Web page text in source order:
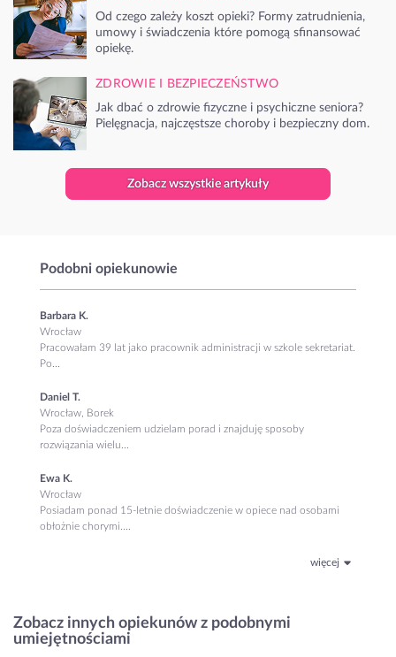
Od czego zależy koszt opieki? Formy zatrudnienia,
umowy i świadczenia które pomogą sfinansować
opiekę.
ZDROWIE I BEZPIECZEŃSTWO
Jak dbać o zdrowie fizyczne i psychiczne seniora?
Pielęgnacja, najczęstsze choroby i bezpieczny dom.
Zobacz wszystkie artykuły
Podobni opiekunowie
Barbara K.
Wrocław
Pracowałam 39 lat jako pracownik administracji w szkole sekretariat.
Po...
Daniel T.
Wrocław, Borek
Poza doświadczeniem udzielam porad i znajduję sposoby
rozwiązania wielu...
Ewa K.
Wrocław
Posiadam ponad 15-letnie doświadczenie w opiece nad osobami
obłożnie chorymi....
więcej
Zobacz innych opiekunów z podobnymi
umiejętnościami